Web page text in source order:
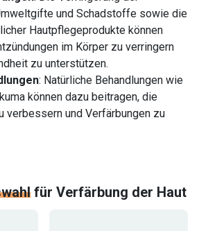
und Schadstoffe sowie die
Hautpflegeprodukte können
im Körper zu verringern
zu unterstützen.
: Natürliche Behandlungen wie
können dazu beitragen, die
verbessern und Verfärbungen zu
für Verfärbung der Haut